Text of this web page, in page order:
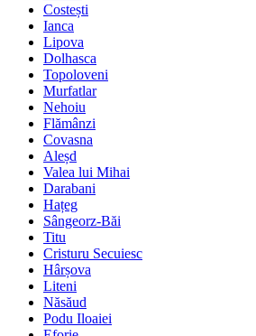
Costești
Ianca
Lipova
Dolhasca
Topoloveni
Murfatlar
Nehoiu
Flămânzi
Covasna
Aleșd
Valea lui Mihai
Darabani
Hațeg
Sângeorz-Băi
Titu
Cristuru Secuiesc
Hârșova
Liteni
Năsăud
Podu Iloaiei